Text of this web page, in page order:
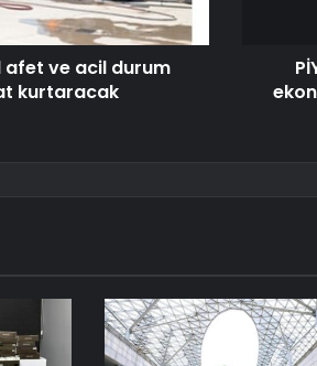
afet ve acil durum
kurtaracak